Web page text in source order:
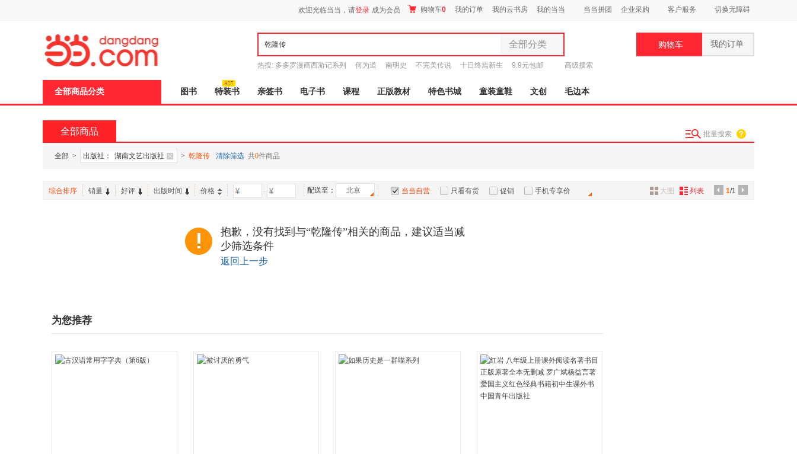
欢迎光临当当，请登录 成为会员 购物车0 我的订单 我的云书房 我的当当 当当拼团 企业采购 客户服务 切换无障碍
全部分类
全部分类
图书
电子书
孕婴服饰
数码影音
电脑办公
大家电
热搜: 多多罗漫画西游记系列 何为道 南明史 不完美传说 十日终焉新生 9.9元包邮 高级搜索
购物车 我的订单
全部商品分类 图书 特装书 亲签书 电子书 课程 正版教材 特色书城 童装童鞋 文创 毛边本
全部商品 批量搜索
全部 > 出版社： 湖南文艺出版社 > 乾隆传 清除筛选 共0件商品
综合排序 销量 好评 出版时间 价格 - 配送至： 北京 当当自营 只看有货 促销 手机专享价 1/1
大图 列表
抱歉，没有找到与“乾隆传”相关的商品，建议适当减
少筛选条件
返回上一步
为您推荐
页